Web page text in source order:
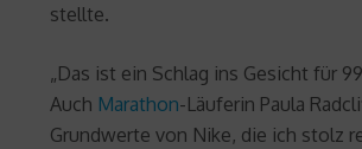
stellte.
„Das ist ein Schlag ins Gesicht für
Auch Marathon-Läuferin Paula
Grundwerte von Nike, die ich stolz